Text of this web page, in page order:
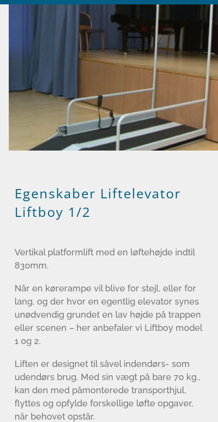
Egenskaber Liftelevator
Liftboy 1/2
Vertikal platformlift med en løftehøjde indtil
830mm.
Når en kørerampe vil blive for stejl, eller for
lang, og der hvor en egentlig elevator synes
unødvendig grundet en lav højde på trappen
eller scenen – her anbefaler vi Liftboy model
1 og 2.
Liften er designet til såvel indendørs- som
udendørs brug. Med sin vægt på bare 70 kg.,
kan den med påmonterede transporthjul,
flyttes og opfylde forskellige løfte opgaver,
når behovet opstår.